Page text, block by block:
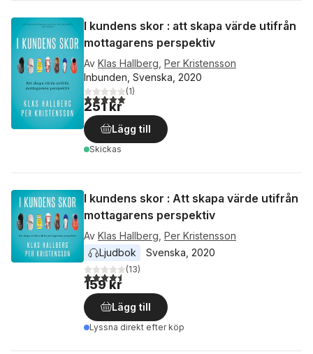
I kundens skor : att skapa värde utifrån
mottagarens perspektiv
Av Klas Hallberg Per Kristensson
Inbunden, Svenska, 2020
5,0utav 5 stjärnor. Totalt antal röster:
(1)
251 kr
Lägg till
Skickas
I kundens skor : Att skapa värde utifrån
mottagarens perspektiv
Av Klas Hallberg Per Kristensson
Ljudbok
Svenska 2020
4,5utav 5 stjärnor. Totalt antal röster:
(13)
159 kr
Lägg till
Lyssna direkt efter köp